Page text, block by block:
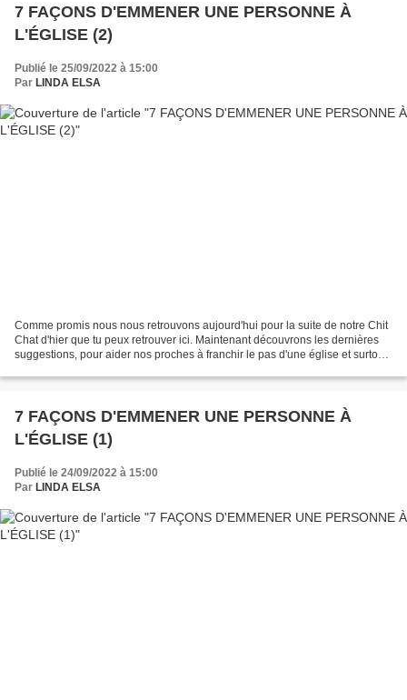
7 FAÇONS D'EMMENER UNE PERSONNE À
L'ÉGLISE (2)
Publié le 25/09/2022 à 15:00
Par LINDA ELSA
Comme promis nous nous retrouvons aujourd'hui pour la suite de notre Chit
Chat d'hier que tu peux retrouver ici. Maintenant découvrons les dernières
suggestions, pour aider nos proches à franchir le pas d'une église et surtout
7 FAÇONS D'EMMENER UNE PERSONNE À
L'ÉGLISE (1)
Publié le 24/09/2022 à 15:00
Par LINDA ELSA